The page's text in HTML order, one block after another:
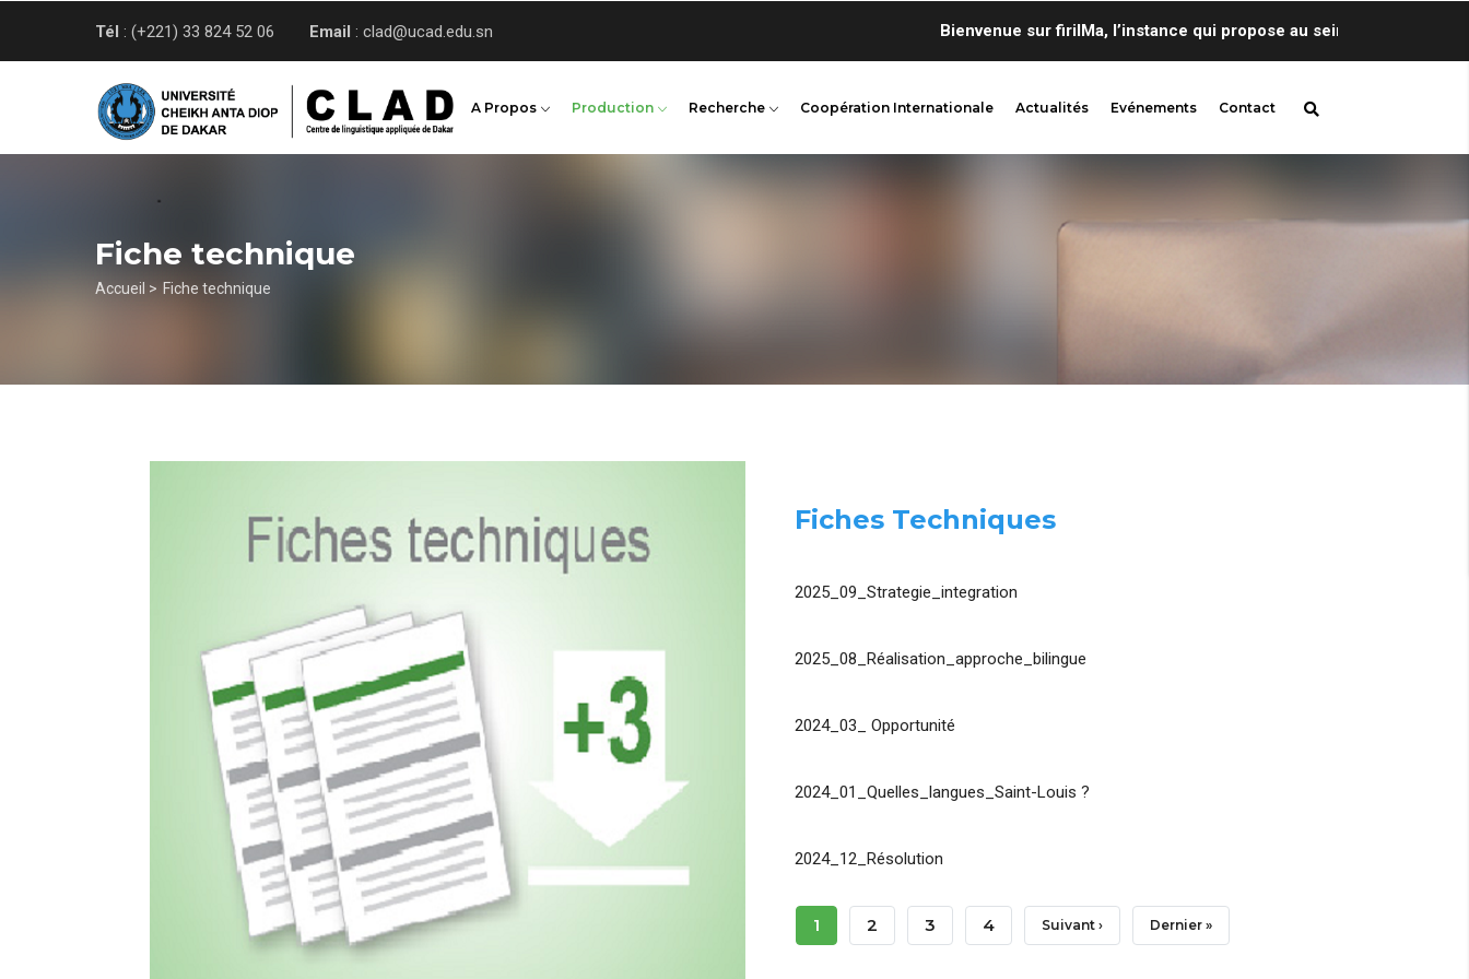
Tél : (+221) 33 824 52 06 Email : clad@ucad.edu.sn Bienvenue sur firilMa, l’instance qui propose au sein de Centre de
A Propos Production Recherche Coopération Internationale Actualités Evénements Contact
Fiche technique
Fil
Accueil > Fiche technique
Fiches Techniques
2025_09_Strategie_integration
2025_08_Réalisation_approche_bilingue
2024_03_ Opportunité
2024_01_Quelles_langues_Saint-Louis ?
2024_12_Résolution
Pagination
Page
1 Page
2 Page
3 Page
4 Page
Suivant › Dernière
Dernier »